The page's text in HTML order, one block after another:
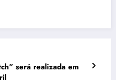
será realizada em